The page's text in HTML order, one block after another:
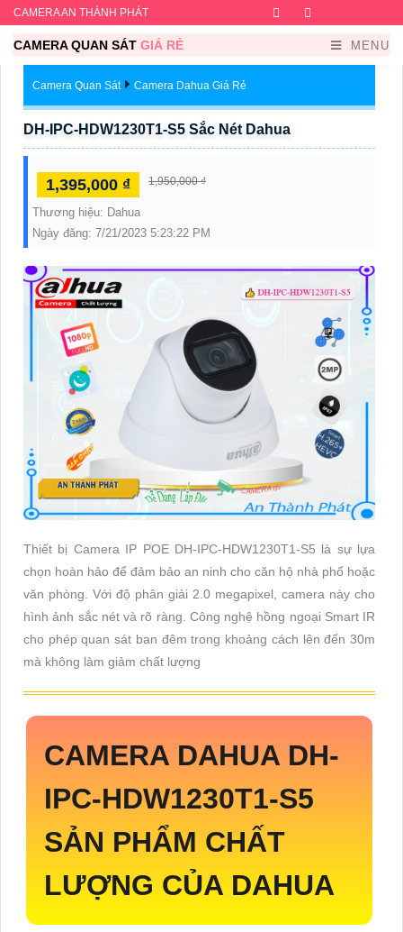
CAMERA AN THÀNH PHÁT Facebook
CAMERA QUAN SÁT GIÁ RẺ MENU
Camera Quan Sát Camera Dahua Giá Rẻ
DH-IPC-HDW1230T1-S5 Sắc Nét Dahua
1,395,000 ₫ 1,950,000 ₫
Thương hiệu: Dahua
Ngày đăng: 7/21/2023 5:23:22 PM
Thiết bị Camera IP POE DH-IPC-HDW1230T1-S5 là sự lựa
chọn hoàn hảo để đảm bảo an ninh cho căn hộ nhà phố hoặc
văn phòng. Với độ phân giải 2.0 megapixel, camera này cho
hình ảnh sắc nét và rõ ràng. Công nghệ hồng ngoại Smart IR
cho phép quan sát ban đêm trong khoảng cách lên đến 30m
mà không làm giảm chất lượng
CAMERA DAHUA DH-
IPC-HDW1230T1-S5
SẢN PHẨM CHẤT
LƯỢNG CỦA DAHUA